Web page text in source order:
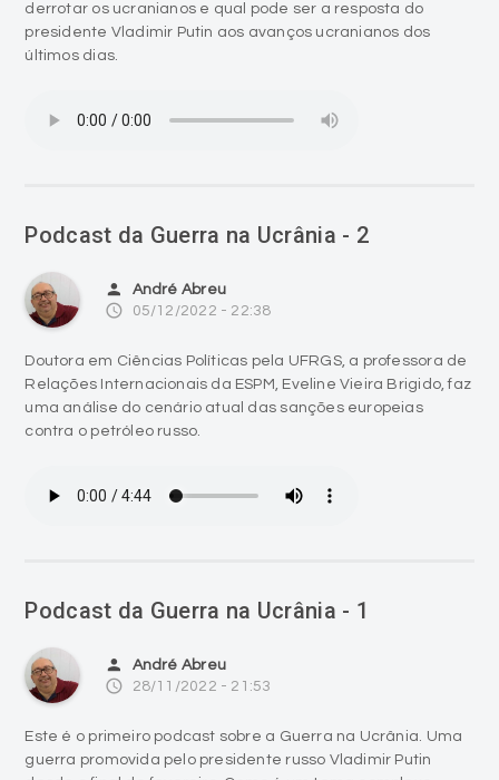
derrotar os ucranianos e qual pode ser a resposta do
presidente Vladimir Putin aos avanços ucranianos dos
últimos dias.
Podcast da Guerra na Ucrânia - 2
person André Abreu
access_time 05/12/2022 - 22:38
Doutora em Ciências Políticas pela UFRGS, a professora de
Relações Internacionais da ESPM, Eveline Vieira Brigido, faz
uma análise do cenário atual das sanções europeias
contra o petróleo russo.
Podcast da Guerra na Ucrânia - 1
person André Abreu
access_time 28/11/2022 - 21:53
Este é o primeiro podcast sobre a Guerra na Ucrânia. Uma
guerra promovida pelo presidente russo Vladimir Putin